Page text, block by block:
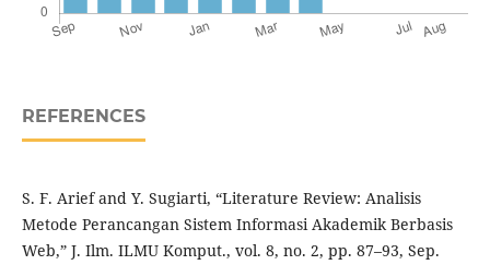
REFERENCES
S. F. Arief and Y. Sugiarti, “Literature Review: Analisis
Metode Perancangan Sistem Informasi Akademik Berbasis
Web,” J. Ilm. ILMU Komput., vol. 8, no. 2, pp. 87–93, Sep.